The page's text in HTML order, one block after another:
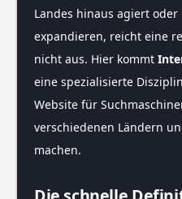
Landes hinaus agiert
expandieren, reicht eine
nicht aus. Hier kommt
eine spezialisierte
Website für
verschiedenen Ländern
machen.